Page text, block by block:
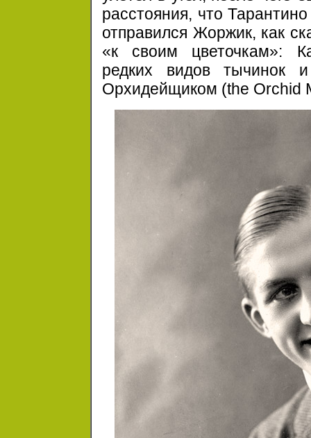
расстояния, что
отправился Жоржик, как
«к своим цветочкам»:
редких видов тычинок
Орхидейщиком (the Orchid